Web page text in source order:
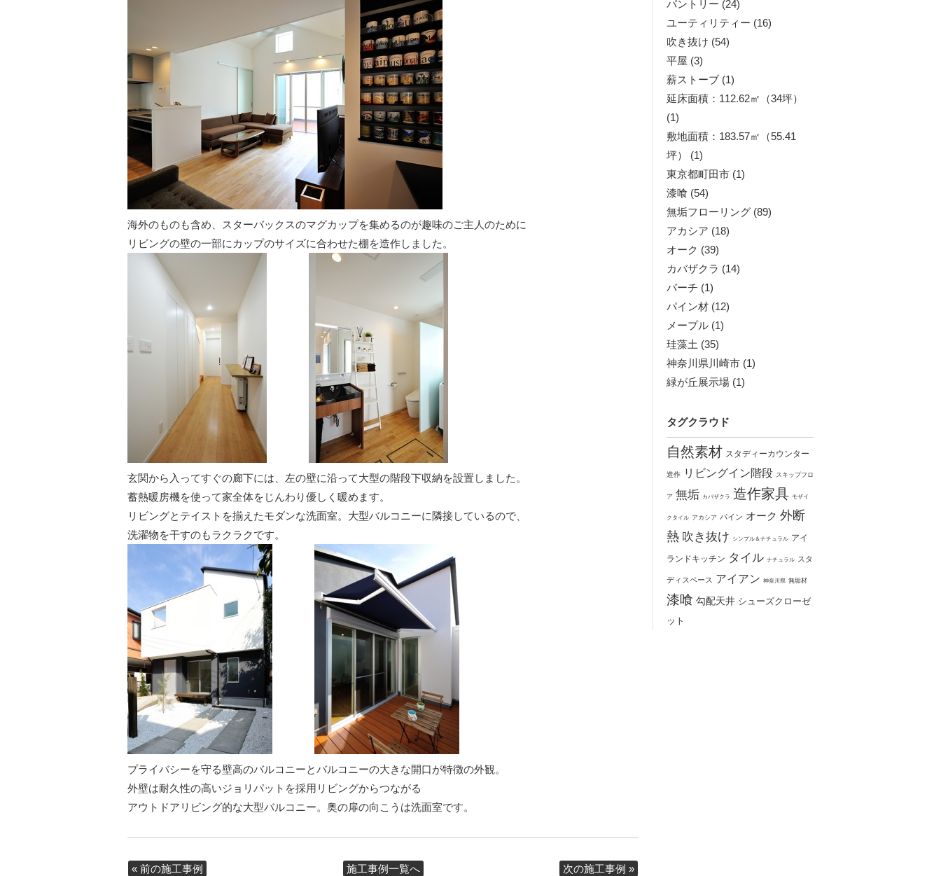
パントリー (24)
ユーティリティー (16)
吹き抜け (54)
平屋 (3)
薪ストーブ (1)
延床面積：112.62㎡（34坪）
(1)
敷地面積：183.57㎡（55.41
坪）
(1)
東京都町田市 (1)
漆喰 (54)
無垢フローリング (89)
アカシア (18)
オーク (39)
カバザクラ (14)
バーチ (1)
パイン材 (12)
メープル (1)
珪藻土 (35)
神奈川県川崎市 (1)
緑が丘展示場 (1)
タグクラウド
自然素材 スタディーカウンター
造作 リビングイン階段 スキップフロ
ア 無垢 カバザクラ 造作家具 モザイ
クタイル アカシア パイン オーク 外断
熱 吹き抜け シンプル＆ナチュラル アイ
ランドキッチン タイル ナチュラル スタ
ディスペース アイアン 神奈川県 無垢材
漆喰 勾配天井 シューズクローゼ
ット
海外のものも含め、スターバックスのマグカップを集めるのが趣味のご主人のために
リビングの壁の一部にカップのサイズに合わせた棚を造作しました。
玄関から入ってすぐの廊下には、左の壁に沿って大型の階段下収納を設置しました。
蓄熱暖房機を使って家全体をじんわり優しく暖めます。
リビングとテイストを揃えたモダンな洗面室。大型バルコニーに隣接しているので、
洗濯物を干すのもラクラクです。
プライバシーを守る壁高のバルコニーとバルコニーの大きな開口が特徴の外観。
外壁は耐久性の高いジョリパットを採用リビングからつながる
アウトドアリビング的な大型バルコニー。奥の扉の向こうは洗面室です。
施工事例一覧へ
« 前の施工事例 次の施工事例 »